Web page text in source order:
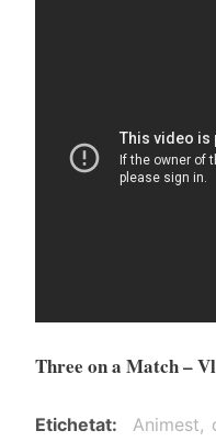
Three on a Match –
Etichetat Animest